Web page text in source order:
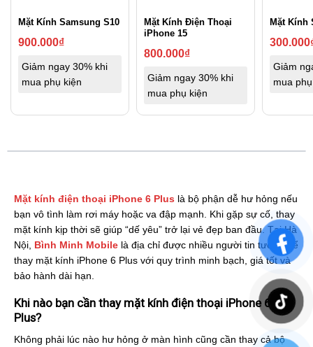
Mặt Kính Samsung S10
900.000₫
Giảm ngay 30% khi
mua phụ kiện
Mặt Kính Điện Thoại
iPhone 15
800.000₫
Giảm ngay 30% khi
mua phụ kiện
Mặt Kính
300.000
Giảm
mua
Mặt kính điện thoại iPhone 6 Plus là bộ phận dễ hư hỏng nếu
bạn vô tình làm rơi máy hoặc va đập mạnh. Khi gặp sự cố, thay
mặt kính kịp thời sẽ giúp “dế yêu” trở lại vẻ đẹp ban đầu. Tại Hà
Nội, Bình Minh Mobilelà địa chỉ được nhiều người tin tưởng để
thay mặt kính iPhone 6 Plus với quy trình minh bạch, giá tốt và
bảo hành dài hạn.
Khi nào bạn cần thay mặt kính điện thoại iPhone 6
Plus?
Không phải lúc nào hư hỏng ở màn hình cũng cần thay cả bộ